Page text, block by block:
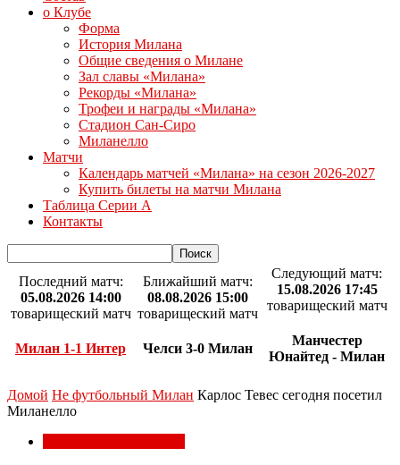
о Клубе
Форма
История Милана
Общие сведения о Милане
Зал славы «Милана»
Рекорды «Милана»
Трофеи и награды «Милана»
Стадион Сан-Сиро
Миланелло
Матчи
Календарь матчей «Милана» на сезон 2026-2027
Купить билеты на матчи Милана
Таблица Серии А
Контакты
Последний матч:
05.08.2026 14:00
товарищеский матч
Милан 1-1 Интер
Ближайший матч:
08.08.2026 15:00
товарищеский матч
Челси 3-0 Милан
Следующий матч:
15.08.2026 17:45
товарищеский матч
Манчестер
Юнайтед - Милан
Домой Не футбольный Милан Карлос Тевес сегодня посетил
Миланелло